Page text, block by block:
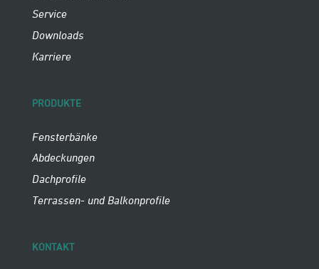
Service
Downloads
Karriere
PRODUKTE
Fensterbänke
Abdeckungen
Dachprofile
Terrassen- und Balkonprofile
KONTAKT